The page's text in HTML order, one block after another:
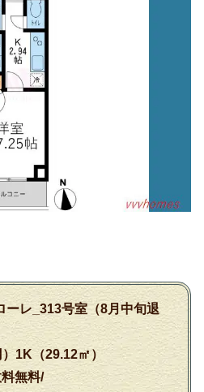
ーレ_313号室（8月中旬退
1K（29.12㎡）
無料/